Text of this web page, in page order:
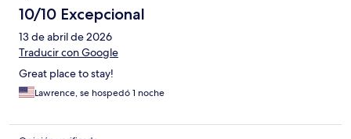
10/10 Excepcional
13 de abril de 2026
Traducir con Google
Great place to stay!
Lawrence, se hospedó 1 noche